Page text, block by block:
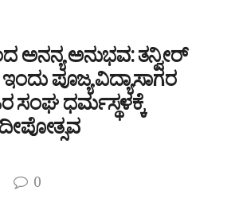
ಅನುಭವ: ತನ್ವೀರ್
ಪೂಜ್ಯ ವಿದ್ಯಾಸಾಗರ
ಸಂಘ ಧರ್ಮಸ್ಥಳಕ್ಕೆ
0